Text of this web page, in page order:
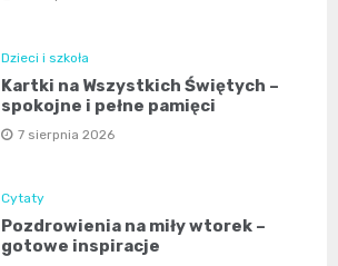
Dzieci i szkoła
Kartki na Wszystkich Świętych –
spokojne i pełne pamięci
7 sierpnia 2026
Cytaty
Pozdrowienia na miły wtorek –
gotowe inspiracje